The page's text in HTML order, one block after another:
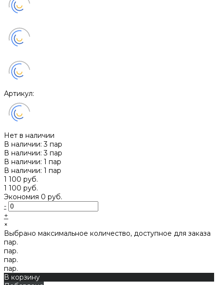
Артикул:
Нет в наличии
В наличии: 3 пар
В наличии: 3 пар
В наличии: 1 пар
В наличии: 1 пар
1 100 руб.
1 100 руб.
Экономия 0 руб.
-
+
×
Выбрано максимальное количество, доступное для заказа
пар.
пар.
пар.
пар.
В корзину